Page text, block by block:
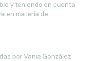
y teniendo en cuenta
en materia de
por Vania González